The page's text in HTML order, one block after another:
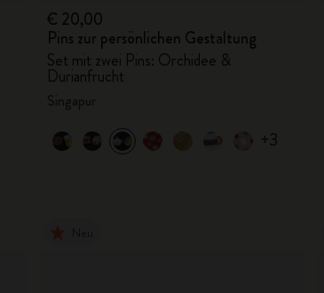
€ 20,00
Pins zur persönlichen Gestaltung
Set mit zwei Pins: Orchidee &
Durianfrucht
+3